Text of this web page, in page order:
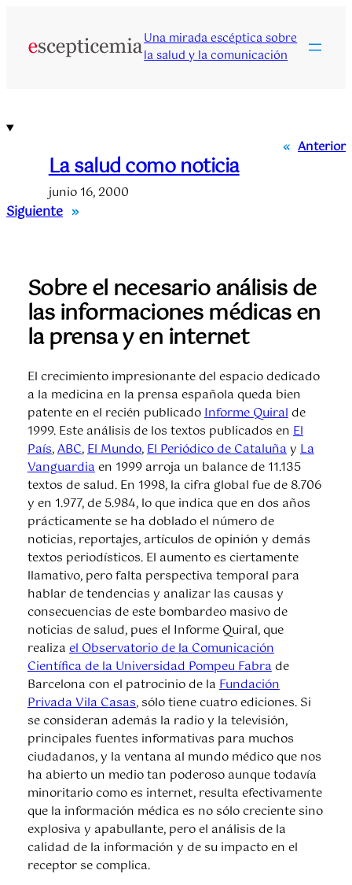
contenido
Una mirada escéptica sobre
la salud y la comunicación
« Anterior
La salud como noticia
junio 16, 2000
Siguiente »
Sobre el necesario análisis de
las informaciones médicas en
la prensa y en internet
El crecimiento impresionante del espacio dedicado
a la medicina en la prensa española queda bien
patente en el recién publicadoInforme Quiralde
1999. Este análisis de los textos publicados enEl
País,ABC,El Mundo,El Periódico de CataluñayLa
Vanguardiaen 1999 arroja un balance de 11.135
textos de salud. En 1998, la cifra global fue de 8.706
y en 1.977, de 5.984, lo que indica que en dos años
prácticamente se ha doblado el número de
noticias, reportajes, artículos de opinión y demás
textos periodísticos. El aumento es ciertamente
llamativo, pero falta perspectiva temporal para
hablar de tendencias y analizar las causas y
consecuencias de este bombardeo masivo de
noticias de salud, pues el Informe Quiral, que
realizael Observatorio de la Comunicación
Científica de la Universidad Pompeu Fabrade
Barcelona con el patrocinio de laFundación
Privada Vila Casas, sólo tiene cuatro ediciones. Si
se consideran además la radio y la televisión,
principales fuentes informativas para muchos
ciudadanos, y la ventana al mundo médico que nos
ha abierto un medio tan poderoso aunque todavía
minoritario como es internet, resulta efectivamente
que la información médica es no sólo creciente sino
explosiva y apabullante, pero el análisis de la
calidad de la información y de su impacto en el
receptor se complica.